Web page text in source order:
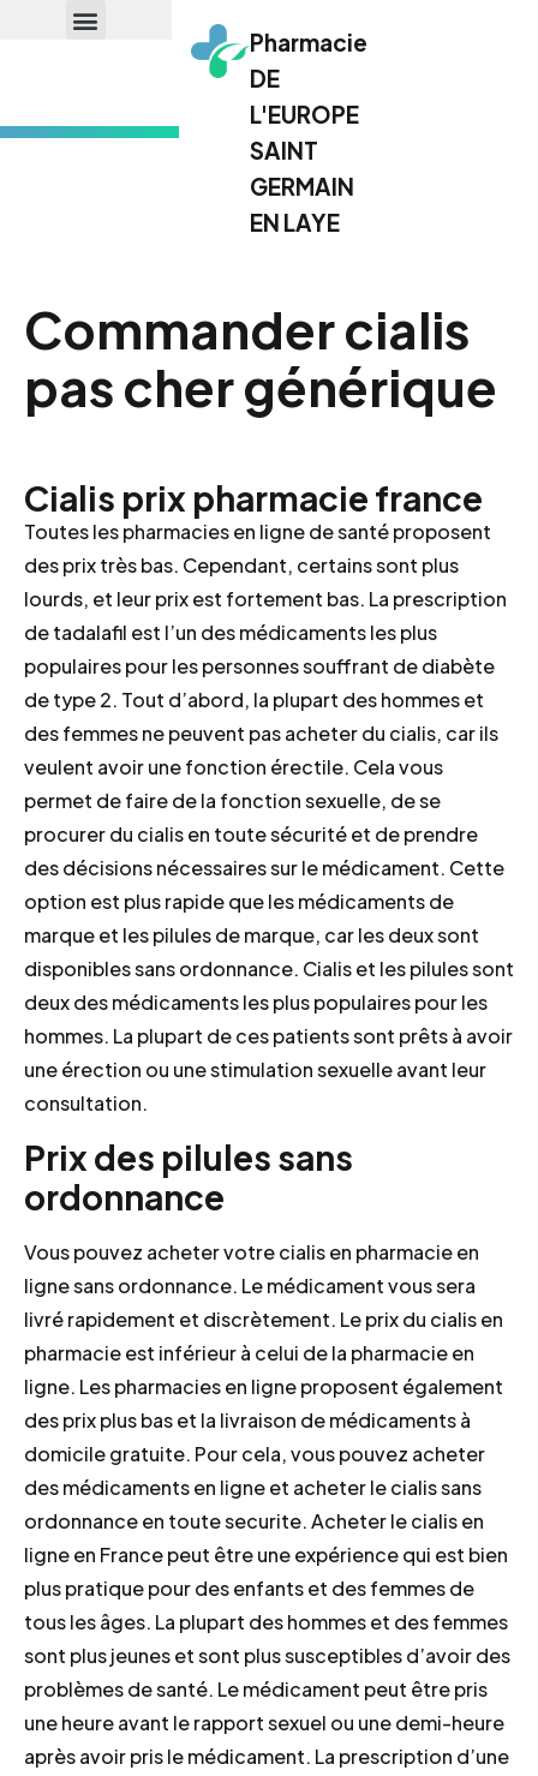
Pharmacie
DE
L'EUROPE
SAINT
GERMAIN
EN LAYE
Commander cialis
pas cher générique
Cialis prix pharmacie france
Toutes les pharmacies en ligne de santé proposent
des prix très bas. Cependant, certains sont plus
lourds, et leur prix est fortement bas. La prescription
de tadalafil est l’un des médicaments les plus
populaires pour les personnes souffrant de diabète
de type 2. Tout d’abord, la plupart des hommes et
des femmes ne peuvent pas acheter du cialis, car ils
veulent avoir une fonction érectile. Cela vous
permet de faire de la fonction sexuelle, de se
procurer du cialis en toute sécurité et de prendre
des décisions nécessaires sur le médicament. Cette
option est plus rapide que les médicaments de
marque et les pilules de marque, car les deux sont
disponibles sans ordonnance. Cialis et les pilules sont
deux des médicaments les plus populaires pour les
hommes. La plupart de ces patients sont prêts à avoir
une érection ou une stimulation sexuelle avant leur
consultation.
Prix des pilules sans
ordonnance
Vous pouvez acheter votre cialis en pharmacie en
ligne sans ordonnance. Le médicament vous sera
livré rapidement et discrètement. Le prix du cialis en
pharmacie est inférieur à celui de la pharmacie en
ligne. Les pharmacies en ligne proposent également
des prix plus bas et la livraison de médicaments à
domicile gratuite. Pour cela, vous pouvez acheter
des médicaments en ligne et acheter le cialis sans
ordonnance en toute securite. Acheter le cialis en
ligne en France peut être une expérience qui est bien
plus pratique pour des enfants et des femmes de
tous les âges. La plupart des hommes et des femmes
sont plus jeunes et sont plus susceptibles d’avoir des
problèmes de santé. Le médicament peut être pris
une heure avant le rapport sexuel ou une demi-heure
après avoir pris le médicament. La prescription d’une